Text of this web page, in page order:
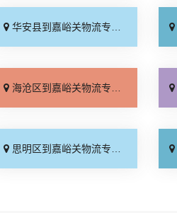
华安县到嘉峪关物流专线_快速响应「直通专线」
海沧区到嘉峪关物流专线_运费多少「急你所需」
思明区到嘉峪关物流专线_定点发车「多少一方」